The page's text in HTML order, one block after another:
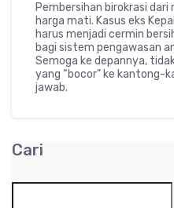
Pembersihan birokrasi
harga mati. Kasus eks
harus menjadi cermin
bagi sistem pengawasan
Semoga ke depannya,
yang “bocor” ke kantong-
jawab.
Cari